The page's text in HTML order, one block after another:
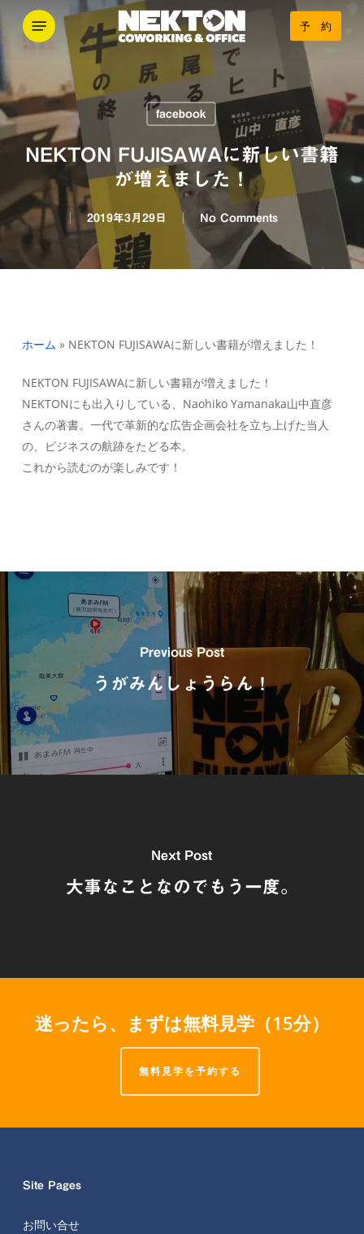
main
content
予 約
Menu
facebook
NEKTON FUJISAWAに新しい書籍
が増えました！
2019年3月29日 No Comments
ホーム » NEKTON FUJISAWAに新しい書籍が増えました！
NEKTON FUJISAWAに新しい書籍が増えました！
NEKTONにも出入りしている、Naohiko Yamanaka山中直彦
さんの著書。一代で革新的な広告企画会社を立ち上げた当人
の、ビジネスの航跡をたどる本。
これから読むのが楽しみです！
Previous Post
うがみんしょうらん！
Next Post
大事なことなのでもう一度。
迷ったら、まずは無料見学（15分）
無料見学を予約する
Site Pages
お問い合せ